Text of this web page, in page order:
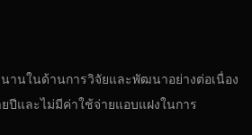
านในด้านการวิจัยและพัฒนาอย่างต่อเนื่อง
ปีและไม่มีค่าใช้จ่ายแอบแฝงในการ